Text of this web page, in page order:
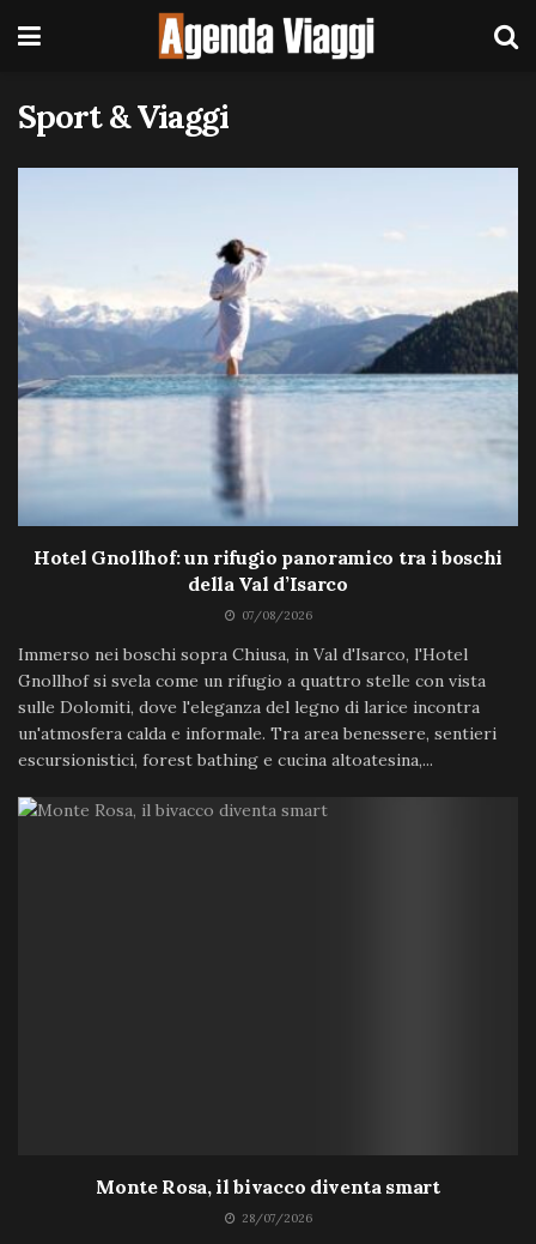
Sport & Viaggi
Hotel Gnollhof: un rifugio panoramico tra i boschi
della Val d’Isarco
07/08/2026
Immerso nei boschi sopra Chiusa, in Val d'Isarco, l'Hotel
Gnollhof si svela come un rifugio a quattro stelle con vista
sulle Dolomiti, dove l'eleganza del legno di larice incontra
un'atmosfera calda e informale. Tra area benessere, sentieri
escursionistici, forest bathing e cucina altoatesina,...
Monte Rosa, il bivacco diventa smart
28/07/2026